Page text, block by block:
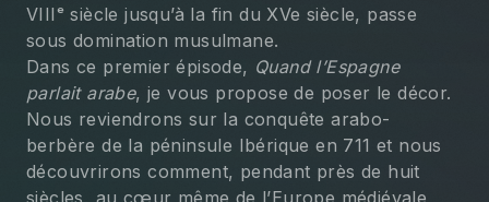
VIIIᵉ siècle jusqu’à la fin du XVe siècle, passe
sous domination musulmane.
Dans ce premier épisode, Quand l’Espagne
parlait arabe, je vous propose de poser le décor.
Nous reviendrons sur la conquête arabo-
berbère de la péninsule Ibérique en 711 et nous
découvrirons comment, pendant près de huit
siècles, au cœur même de l’Europe médiévale